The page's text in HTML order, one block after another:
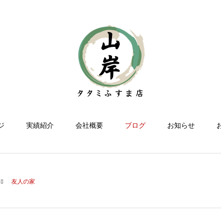
実績紹介 会社概要 ブログ お知らせ
友人の家